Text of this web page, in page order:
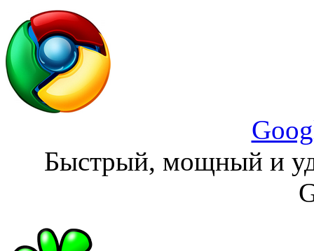
Быстрый, мощный и